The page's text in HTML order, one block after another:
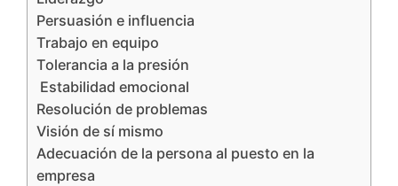
Persuasión e influencia
Trabajo en equipo
Tolerancia a la presión
Estabilidad emocional
Resolución de problemas
Visión de sí mismo
Adecuación de la persona al puesto en la
empresa